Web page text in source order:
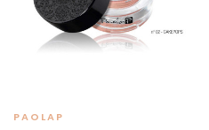
PAOLAP